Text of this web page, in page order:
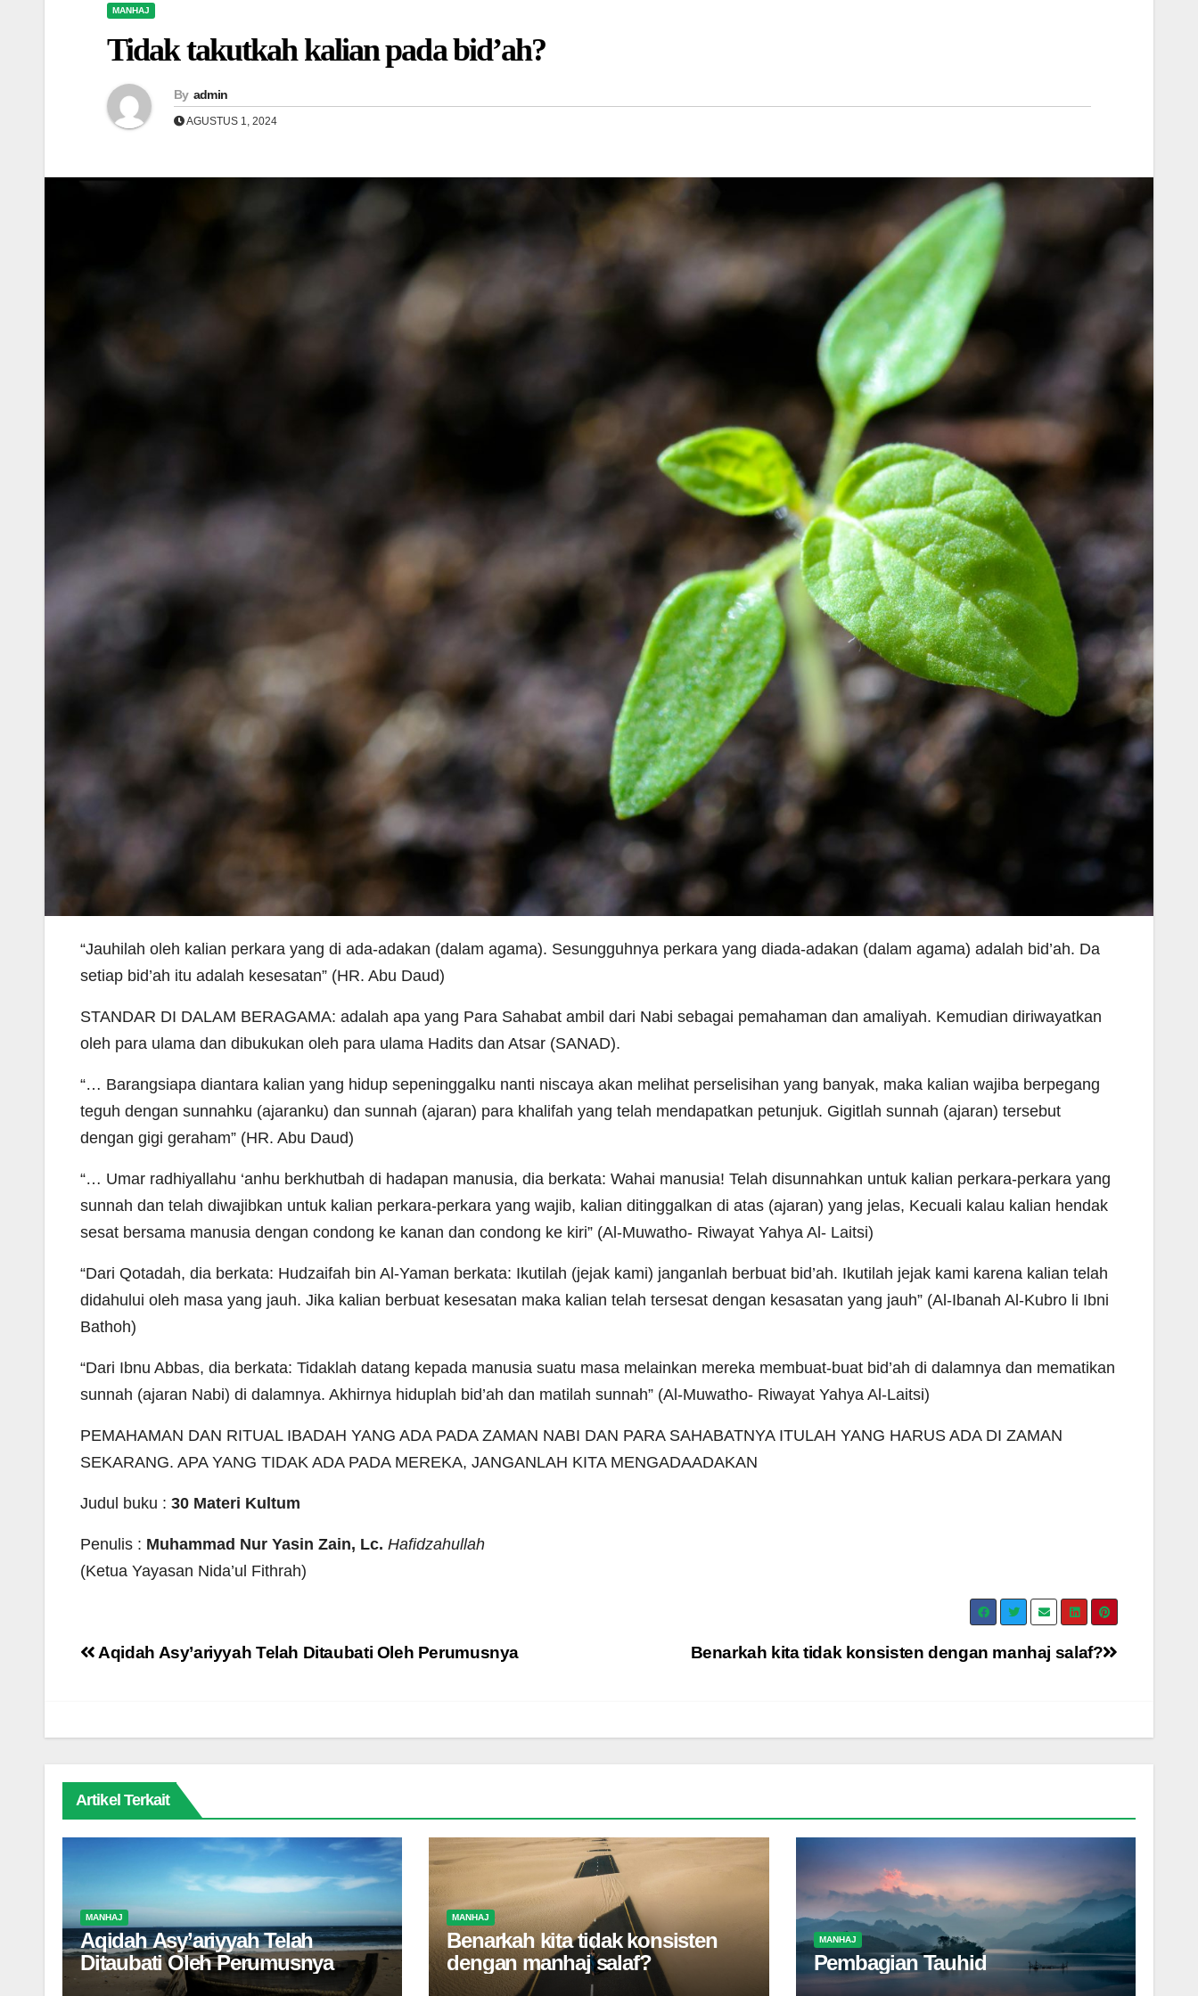
MANHAJ
Tidak takutkah kalian pada bid’ah?
By admin
AGUSTUS 1, 2024
“Jauhilah oleh kalian perkara yang di ada-adakan (dalam agama). Sesungguhnya perkara yang diada-adakan (dalam agama) adalah bid’ah. Da
setiap bid’ah itu adalah kesesatan” (HR. Abu Daud)
STANDAR DI DALAM BERAGAMA: adalah apa yang Para Sahabat ambil dari Nabi sebagai pemahaman dan amaliyah. Kemudian diriwayatkan
oleh para ulama dan dibukukan oleh para ulama Hadits dan Atsar (SANAD).
“… Barangsiapa diantara kalian yang hidup sepeninggalku nanti niscaya akan melihat perselisihan yang banyak, maka kalian wajiba berpegang
teguh dengan sunnahku (ajaranku) dan sunnah (ajaran) para khalifah yang telah mendapatkan petunjuk. Gigitlah sunnah (ajaran) tersebut
dengan gigi geraham” (HR. Abu Daud)
“… Umar radhiyallahu ‘anhu berkhutbah di hadapan manusia, dia berkata: Wahai manusia! Telah disunnahkan untuk kalian perkara-perkara yang
sunnah dan telah diwajibkan untuk kalian perkara-perkara yang wajib, kalian ditinggalkan di atas (ajaran) yang jelas, Kecuali kalau kalian hendak
sesat bersama manusia dengan condong ke kanan dan condong ke kiri” (Al-Muwatho- Riwayat Yahya Al- Laitsi)
“Dari Qotadah, dia berkata: Hudzaifah bin Al-Yaman berkata: Ikutilah (jejak kami) janganlah berbuat bid’ah. Ikutilah jejak kami karena kalian telah
didahului oleh masa yang jauh. Jika kalian berbuat kesesatan maka kalian telah tersesat dengan kesasatan yang jauh” (Al-Ibanah Al-Kubro li Ibni
Bathoh)
“Dari Ibnu Abbas, dia berkata: Tidaklah datang kepada manusia suatu masa melainkan mereka membuat-buat bid’ah di dalamnya dan mematikan
sunnah (ajaran Nabi) di dalamnya. Akhirnya hiduplah bid’ah dan matilah sunnah” (Al-Muwatho- Riwayat Yahya Al-Laitsi)
PEMAHAMAN DAN RITUAL IBADAH YANG ADA PADA ZAMAN NABI DAN PARA SAHABATNYA ITULAH YANG HARUS ADA DI ZAMAN
SEKARANG. APA YANG TIDAK ADA PADA MEREKA, JANGANLAH KITA MENGADAADAKAN
Judul buku : 30 Materi Kultum
Penulis : Muhammad Nur Yasin Zain, Lc. Hafidzahullah
(Ketua Yayasan Nida’ul Fithrah)
Navigasi
Benarkah kita tidak konsisten dengan manhaj salaf?
Aqidah Asy’ariyyah Telah Ditaubati Oleh Perumusnya
Artikel Terkait
MANHAJ
Aqidah Asy’ariyyah Telah
Ditaubati Oleh Perumusnya
MANHAJ
Benarkah kita tidak konsisten
dengan manhaj salaf?
MANHAJ
Pembagian Tauhid